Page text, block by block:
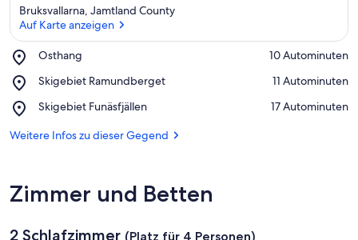
Bruksvallarna, Jamtland County
Auf Karte anzeigen
Osthang
Place,
‪10 Autominuten‬
Skigebiet Ramundberget
Place,
Ramundberget
‪11 Autominuten‬
Skigebiet Funäsfjällen
Place,
Funäsfjällen
‪17 Autominuten‬
Weitere Infos zu dieser Gegend
Zimmer und Betten
2 Schlafzimmer (Platz für 4 Personen)